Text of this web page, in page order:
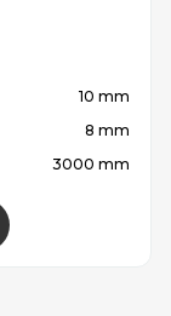
10 mm
8 mm
3000 mm